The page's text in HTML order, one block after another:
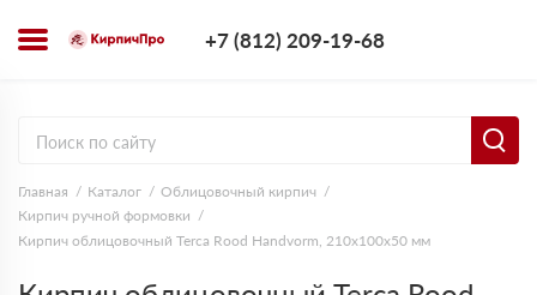
+7 (812) 209-19-68
Главная Каталог
Облицовочный кирпич
Кирпич ручной формовки
Кирпич облицовочный Terca Rood Handvorm, 210х100х50 мм